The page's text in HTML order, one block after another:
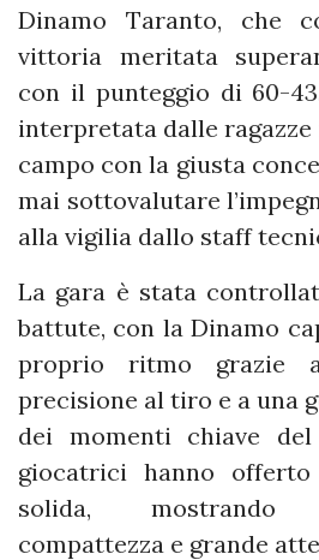
Dinamo Taranto, che
vittoria meritata
con il punteggio di 60-
interpretata dalle ragazze
campo con la giusta
mai sottovalutare
alla vigilia dallo staff
La gara è stata
battute, con la Dinamo
proprio ritmo grazie
precisione al tiro e a una
dei momenti chiave
giocatrici hanno offerto
solida, mostrando
compattezza e grande